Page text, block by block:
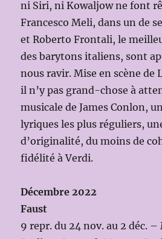
ni Siri, ni Kowaljow ne font
Francesco Meli, dans un de
et Roberto Frontali, le
des barytons italiens, sont
nous ravir. Mise en scène de
il n’y pas grand-chose à
musicale de James Conlon,
lyriques les plus réguliers,
d’originalité, du moins de
fidélité à Verdi.
Décembre 2022
Faust
9 repr. du 24 nov. au 2 déc. –